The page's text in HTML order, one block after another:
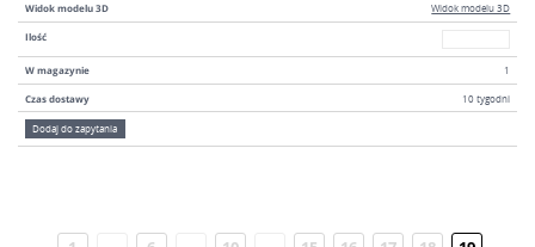
Widok modelu 3D Widok modelu 3D
Ilość
W magazynie 1
Czas dostawy 10 tygodni
Dodaj do zapytania